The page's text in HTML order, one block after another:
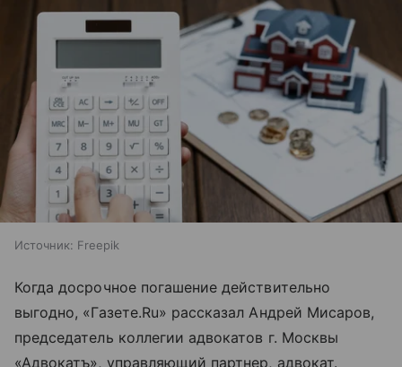
Источник: Freepik
Когда досрочное погашение действительно
выгодно, «Газете.Ru» рассказал Андрей Мисаров,
председатель коллегии адвокатов г. Москвы
«Адвокатъ», управляющий партнер, адвокат.